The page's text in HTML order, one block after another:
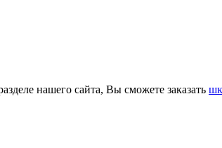
нашего сайта, Вы сможете заказать